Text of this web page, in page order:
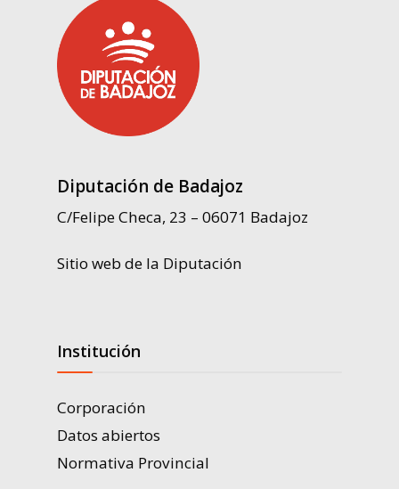
Diputación de Badajoz
C/Felipe Checa, 23 – 06071 Badajoz
Sitio web de la Diputación
Institución
Corporación
Datos abiertos
Normativa Provincial